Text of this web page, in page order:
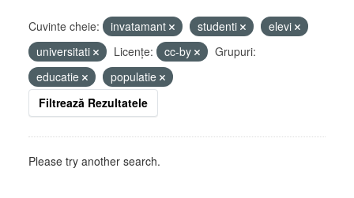
Cuvinte cheie: invatamant studenti
elevi
universitati
Licenţe: cc-by
Grupuri:
educatie
populatie
Filtrează Rezultatele
Please try another search.